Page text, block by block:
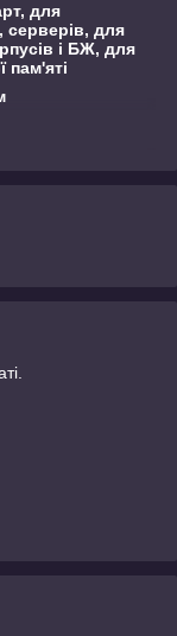
для
серверів, для
і БЖ, для
пам'яті